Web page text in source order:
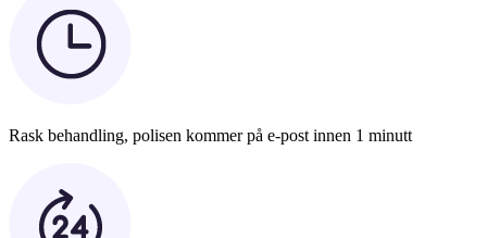
Rask behandling, polisen kommer på e-post innen 1 minutt